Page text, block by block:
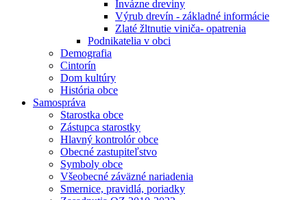
Invázne dreviny
Výrub drevín - základné informácie
Zlaté žltnutie viniča- opatrenia
Podnikatelia v obci
Demografia
Cintorín
Dom kultúry
História obce
Samospráva
Starostka obce
Zástupca starostky
Hlavný kontrolór obce
Obecné zastupiteľstvo
Symboly obce
Všeobecné záväzné nariadenia
Smernice, pravidlá, poriadky